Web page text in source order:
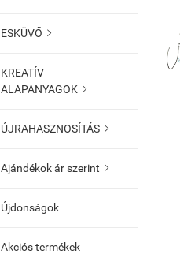
ESKÜVŐ 
KREATÍV
ALAPANYAGOK 
ÚJRAHASZNOSÍTÁS 
Ajándékok ár szerint 
Újdonságok
Akciós termékek